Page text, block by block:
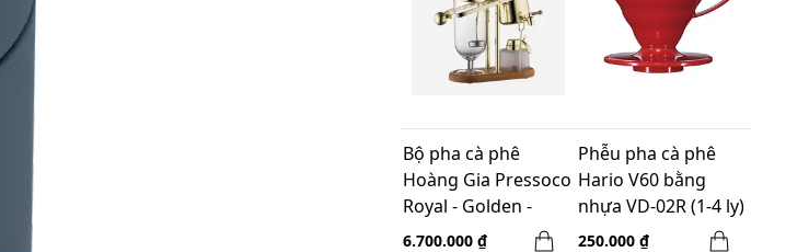
Bộ pha cà phê
Hoàng Gia Pressoco
Royal - Golden -
300ml
6.700.000 ₫
Phễu pha cà phê
Hario V60 bằng
nhựa VD-02R (1-4 ly)
250.000 ₫